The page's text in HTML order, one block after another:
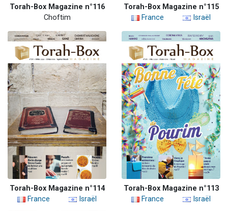
Torah-Box Magazine n°116
Choftim
Torah-Box Magazine n°115
France
Israël
Torah-Box Magazine n°114
France
Israël
Torah-Box Magazine n°113
France
Israël